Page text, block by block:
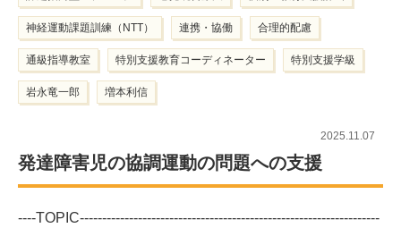
神経運動課題訓練（NTT） 連携・協働 合理的配慮
通級指導教室 特別支援教育コーディネーター 特別支援学級
岩永竜一郎 増本利信
2025.11.07
発達障害児の協調運動の問題への支援
----TOPIC-------------------------------------------------------------------